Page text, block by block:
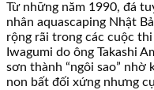
Từ những năm 1990, đá
nhân aquascaping Nhật
rộng rãi trong các cuộc
Iwagumi do ông Takashi
sơn thành “ngôi sao” nhờ
non bất đối xứng nhưng